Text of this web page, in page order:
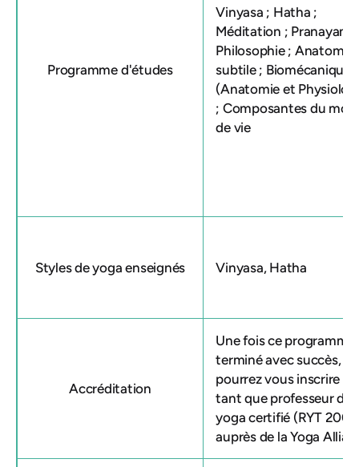
Programme d'études
Vinyasa ; Hatha ;
Méditation ;
Philosophie ; Anatomie
subtile ; Biomécanique
(Anatomie et
; Composantes du
de vie
Styles de yoga enseignés Vinyasa, Hatha
Accréditation
Une fois ce programme
terminé avec succès,
pourrez vous inscrire en
tant que professeur de
yoga certifié (RYT 200)
auprès de la Yoga